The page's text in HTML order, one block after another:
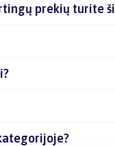
prekių turite